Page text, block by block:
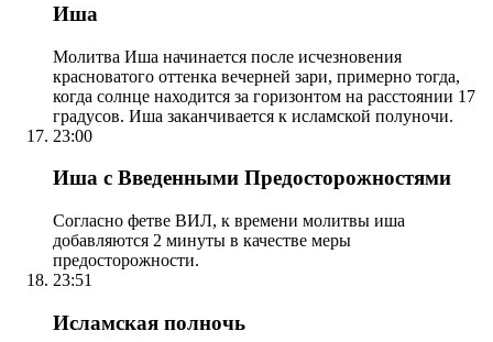
Иша
Молитва Иша начинается после исчезновения
красноватого оттенка вечерней зари, примерно тогда,
когда солнце находится за горизонтом на расстоянии 17
градусов. Иша заканчивается к исламской полуночи.
23:00
Иша с Введенными Предосторожностями
Согласно фетве ВИЛ, к времени молитвы иша
добавляются 2 минуты в качестве меры
предосторожности.
23:51
Исламская полночь